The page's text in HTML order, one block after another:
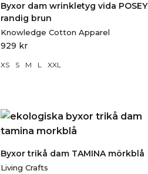
Byxor dam wrinkletyg vida POSEY
randig brun
Knowledge Cotton Apparel
929 kr
XS S M L XXL
Byxor trikå dam TAMINA mörkblå
Living Crafts